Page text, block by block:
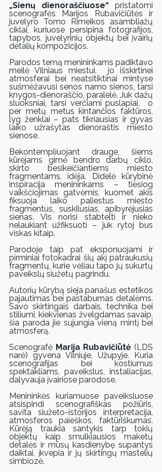
„Sienų dienoraščiuose“ pristatomi
scenografės Marijos Rubavičiūtės ir
juvelyro Tomo Rimeikos asambliažų
ciklai, kuriuose persipina fotografijos,
tapybos, juvelyrinių objektų bei įvairių
detalių kompozicijos.
Parodos temą menininkams padiktavo
meilė Vilniaus miestui,  jo išskirtinei
atmosferai bei neatsitiktinai mintyse
sušmėžavusi senos namo sienos, tarsi
knygos-dienoraščio, paralelė. Juk dažų
sluoksniai, tarsi verčiami puslapiai,  o
per metų metus kintančios faktūros,
lyg ženklai – pats tikriausias ir gyvas
laiko užrašytas dienoraštis miesto
sienose.
Bekontempliuojant drauge, šiems
kūrėjams gimė bendro darbų ciklo,
skirto besikeičiantiems miesto
fragmentams, idėja. Didelė kūrybinė
inspiracija menininkams – tiesiog
vaikščiojimas gatvėmis, kuomet akis
fiksuoja laiko paliestus miesto
fragmentus, suskilusias, apibyrėjusias
sienas. Vis norisi stabtelti ir nieko
nelaukiant užfiksuoti – juk rytoj bus
viskas kitaip.
Parodoje taip pat eksponuojami ir
pirminiai fotokadrai šių akį patraukusių
fragmentų, kurie vėliau tapo jų sukurtų
paveikslų siužetų pagrindu.
Autorių kūrybą sieja panašus estetikos
pajautimas bei pastabumas detalėms.
Savo skirtingais darbais, technika bei
stiliumi, kiekvienas žvelgdamas savaip,
šia paroda jie sujungia vieną mintį bei
atmosferą.
Scenografė Marija Rubavičiūtė (LDS
narė) gyvena Vilniuje, Užupyje. Kuria
scenografijas bei kostiumus
spektakliams, paveikslus, instaliacijas,
dalyvauja įvairiose parodose.
Menininkės kuriamuose paveiksluose
atsispindi scenografiškas požiūris,
savita siužeto-istorijos interpretacija,
atmosferos paieškos, faktūriškumas.
Kūrėją traukia santykis tarp tokių
objektų kaip smulkiausios maketų
detalės ir mūsų kasdienybę supantys
daiktai, įkvepia ir jų skirtingų mastelių
simbiozė.